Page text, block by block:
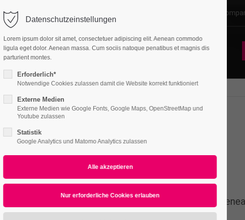
dolor sit amet:
/ 365days
8:00am - 5:00pm(GMT +1)
Cybersteel Inc.
+44 1234 567 890
info@yourdomain.com
Features Page Presets Portfolio News
Divider w/Image
Dividers
dolor sit amet, consectetuer adipiscing elit.
commodo ligula eget dolor. Aenean massa.
Datenschutzeinstellungen
Lorem ipsum dolor sit amet, consectetuer adipiscing elit. Aenean commodo
ligula eget dolor. Aenean massa. Cum sociis natoque penatibus et magnis dis
parturient montes.
Erforderlich*
Notwendige Cookies zulassen damit die Website korrekt funktioniert
Externe Medien
Externe Medien wie Google Fonts, Google Maps, OpenStreetMap und
Youtube zulassen
Statistik
Google Analytics und Matomo Analytics zulassen